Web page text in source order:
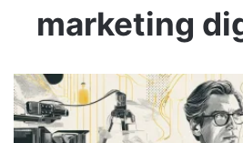
marketing